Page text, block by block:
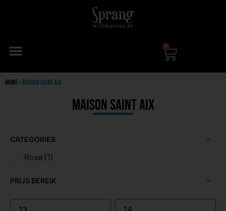
0
Home» Maison Saint Aix
Maison Saint Aix
CATEGORIES
Rose (1)
PRIJS BEREIK